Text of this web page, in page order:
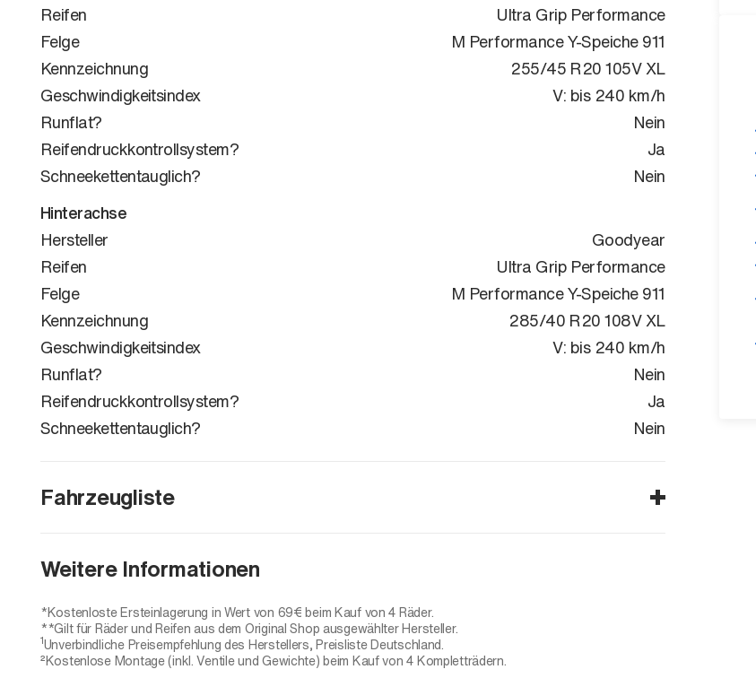
Reifen
Ultra Grip Performance
Felge
M Performance Y-Speiche 911
Kennzeichnung
255/45 R20 105V XL
Geschwindigkeitsindex
V: bis 240 km/h
Runflat?
Nein
Reifendruckkontrollsystem?
Ja
Schneekettentauglich?
Nein
Hinterachse
Hersteller
Goodyear
Reifen
Ultra Grip Performance
Felge
M Performance Y-Speiche 911
Kennzeichnung
285/40 R20 108V XL
Geschwindigkeitsindex
V: bis 240 km/h
Runflat?
Nein
Reifendruckkontrollsystem?
Ja
Schneekettentauglich?
Nein
Fahrzeugliste
X3 20
X3 30e xDrive
X3 20 xDrive
X3 20d xDrive
Weitere Informationen
*Kostenloste Ersteinlagerung in Wert von 69€ beim Kauf von 4 Räder.
**Gilt für Räder und Reifen aus dem Original Shop ausgewählter Hersteller.
1Unverbindliche Preisempfehlung des Herstellers, Preisliste Deutschland.
²Kostenlose Montage (inkl. Ventile und Gewichte) beim Kauf von 4 Kompletträdern.